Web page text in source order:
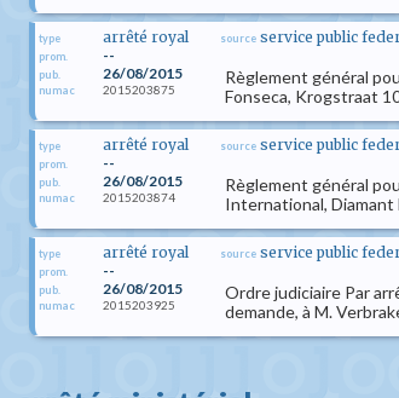
type arrêté royal
prom. --
pub. 26/08/2015
numac 2015203875
source service public
Règlement général
Fonseca, Krogstraat
type arrêté royal
prom. --
pub. 26/08/2015
numac 2015203874
source service public
Règlement général
International, Diamant
type arrêté royal
prom. --
pub. 26/08/2015
numac 2015203925
source service public
Ordre judiciaire Par
demande, à M.